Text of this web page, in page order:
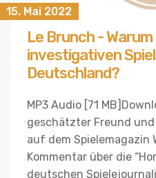
15. Mai 2022
Le Brunch -
investigativen
Deutschland?
MP3 Audio [71
geschätzter Freund
auf dem Spielemagazin
Kommentar über die
deutschen